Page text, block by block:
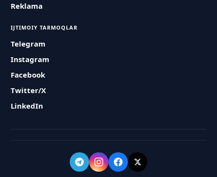
Reklama
IJTIMOIY TARMOQLAR
Telegram
Instagram
Facebook
Twitter/X
LinkedIn